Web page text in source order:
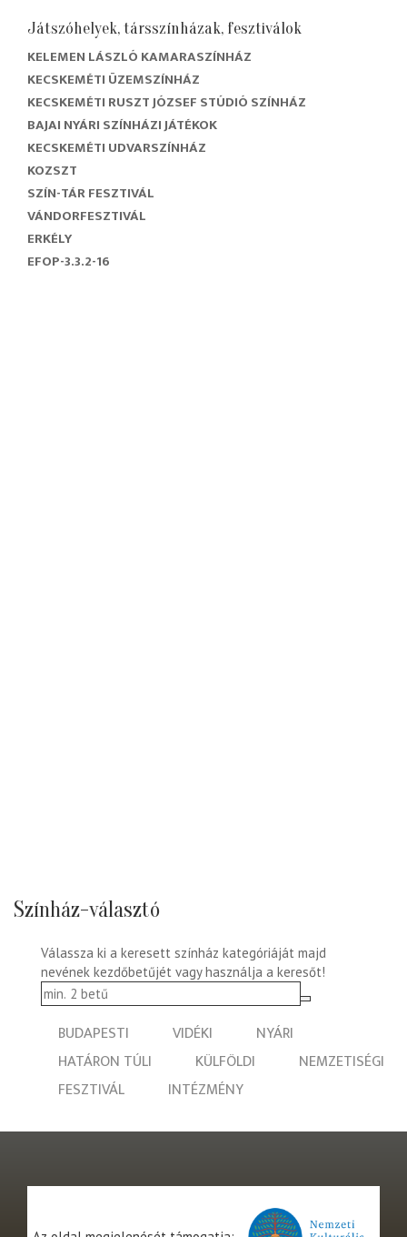
Játszóhelyek, társszínházak, fesztiválok
KELEMEN LÁSZLÓ KAMARASZÍNHÁZ
KECSKEMÉTI ÜZEMSZÍNHÁZ
KECSKEMÉTI RUSZT JÓZSEF STÚDIÓ SZÍNHÁZ
BAJAI NYÁRI SZÍNHÁZI JÁTÉKOK
KECSKEMÉTI UDVARSZÍNHÁZ
KOZSZT
SZÍN-TÁR FESZTIVÁL
VÁNDORFESZTIVÁL
ERKÉLY
EFOP-3.3.2-16
Színház-választó
Válassza ki a keresett színház kategóriáját majd
nevének kezdőbetűjét vagy használja a keresőt!
BUDAPESTI VIDÉKI
NYÁRI
HATÁRON TÚLI
KÜLFÖLDI
NEMZETISÉGI
FESZTIVÁL
INTÉZMÉNY